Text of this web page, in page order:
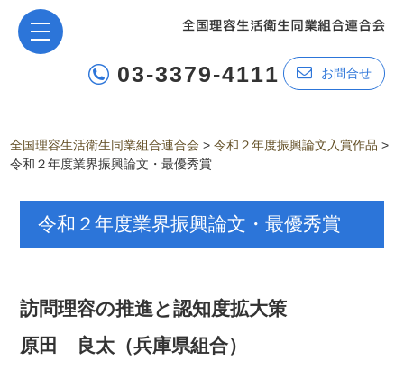
03-3379-4111 お問合せ
全国理容生活衛生同業組合連合会 >令和２年度振興論文入賞作品 >
令和２年度業界振興論文・最優秀賞
令和２年度業界振興論文・最優秀賞
訪問理容の推進と認知度拡大策
原田 良太（兵庫県組合）